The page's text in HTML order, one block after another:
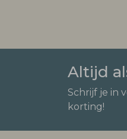
Altijd
Schrijf je in
korting!